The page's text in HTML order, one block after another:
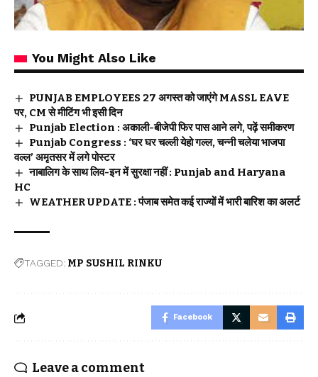
You Might Also Like
PUNJAB EMPLOYEES 27 अगस्त को जाएंगे MASSL EAVE
पर, CM से मीटिंग भी इसी दिन
Punjab Election : अकाली-बीजेपी फिर पास आने लगे, पढ़ें समीकरण
Punjab Congress : ‘घर घर चल्ली येहो गल्ल, चन्नी चलेया भाजपा
वल्ल’ अमृतसर में लगे पोस्टर
नाबालिग के साथ लिव-इन में सुरक्षा नहीं : Punjab and Haryana
HC
WEATHER UPDATE : पंजाब समेत कई राज्यों में भारी बारिश का अलर्ट
TAGGED: MP SUSHIL RINKU
Facebook
Leave a comment